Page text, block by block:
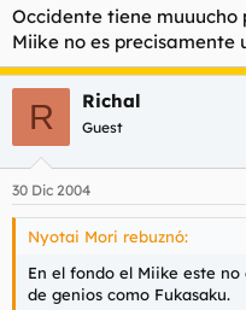
Occidente tiene muuucho
Miike no es precisamente
R Richal
Guest
30 Dic 2004
Nyotai Mori rebuznó:
En el fondo el Miike este
de genios como Fukasaku.